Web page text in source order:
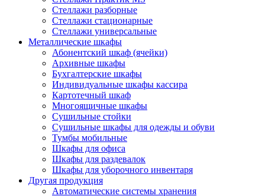
Стеллажи разборные
Стеллажи стационарные
Стеллажи универсальные
Металлические шкафы
Абонентский шкаф (ячейки)
Архивные шкафы
Бухгалтерские шкафы
Индивидуальные шкафы кассира
Картотечный шкаф
Многоящичные шкафы
Сушильные стойки
Сушильные шкафы для одежды и обуви
Тумбы мобильные
Шкафы для офиса
Шкафы для раздевалок
Шкафы для уборочного инвентаря
Другая продукция
Автоматические системы хранения